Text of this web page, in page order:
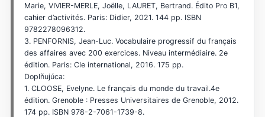
Marie, VIVIER-MERLE, Joëlle, LAURET, Bertrand. Édito Pro B1,
cahier d’activités. Paris: Didier, 2021. 144 pp. ISBN
9782278096312.
3. PENFORNIS, Jean-Luc. Vocabulaire progressif du français
des affaires avec 200 exercices. Niveau intermédiaire. 2e
édition. Paris: Cle international, 2016. 175 pp.
Doplňujúca:
1. CLOOSE, Evelyne. Le français du monde du travail.4e
édition. Grenoble : Presses Universitaires de Grenoble, 2012.
174 pp. ISBN 978-2-7061-1739-8.